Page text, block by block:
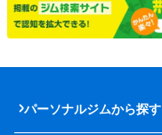
パーソナルジムから探す